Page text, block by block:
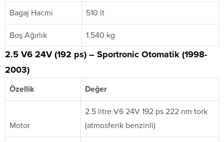
Bagaj Hacmi 510 lt
Boş Ağırlık 1.540 kg
2.5 V6 24V (192 ps) – Sportronic Otomatik (1998-
2003)
Özellik Değer
Motor
2.5 litre V6 24V 192 ps 222 nm tork
(atmosferik benzinli)